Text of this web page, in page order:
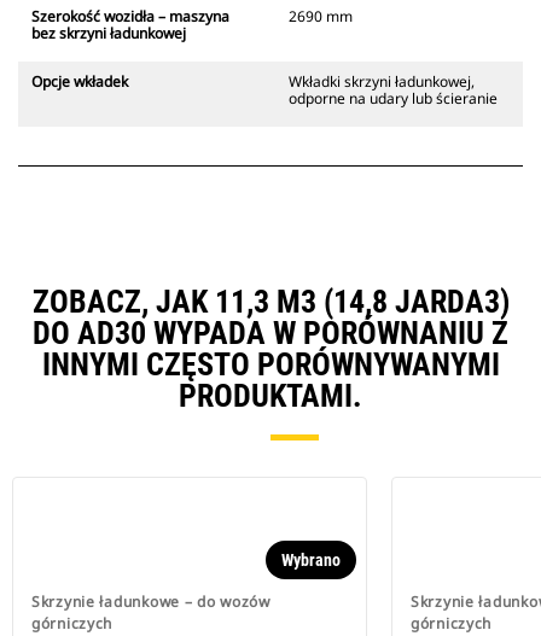
Szerokość wozidła – maszyna
bez skrzyni ładunkowej
2690 mm
Opcje wkładek
Wkładki skrzyni ładunkowej,
odporne na udary lub ścieranie
ZOBACZ, JAK 11,3 M3 (14,8 JARDA3)
DO AD30 WYPADA W PORÓWNANIU Z
INNYMI CZĘSTO PORÓWNYWANYMI
PRODUKTAMI.
Skrzynie ładunkowe – do wozów
górniczych
Wybrano
Skrzynie
górniczych